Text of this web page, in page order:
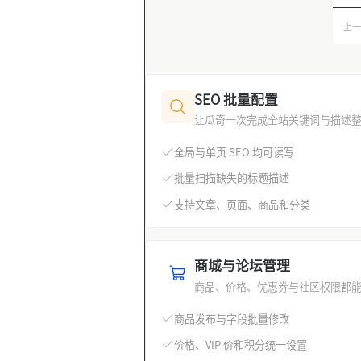
确
卡
上
SEO 批量配置
让瓜奇一次完成全站关键词与描述整
全局与单页 SEO 均可读写
批量扫描缺失的标题描述
支持文章、页面、商品和分类
商城与论坛管理
商品、价格、优惠券与社区权限都能
商品发布与字段批量修改
价格、VIP 价和积分统一设置